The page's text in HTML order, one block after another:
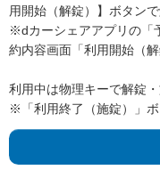
用開始（解錠）】ボタンで
※dカーシェアアプリの
約内容画面「利用開始（解
利用中は物理キーで解錠・
※「利用終了（施錠）」ボ